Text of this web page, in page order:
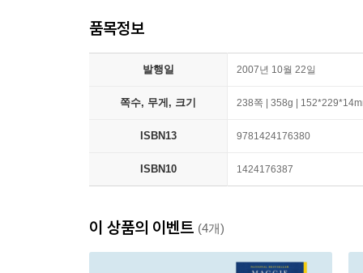
품목정보
발행일 2007년 10월 22일
쪽수, 무게, 크기 238쪽 | 358g |
ISBN13 9781424176380
ISBN10 1424176387
이 상품의 이벤트 (4개)